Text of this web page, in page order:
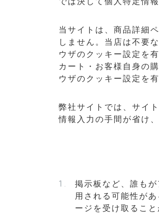
当サイトは、商品詳細
しません。当店は不要
ウザのクッキー設定を
カート・お客様自身の
ウザのクッキー設定を
弊社サイトでは、サイ
情報入力の手間が省け
掲示板など、誰も
用される可能性が
ージを受け取るこ